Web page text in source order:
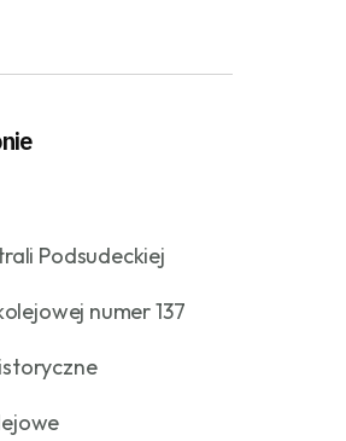
Podsudeckiej
numer 137